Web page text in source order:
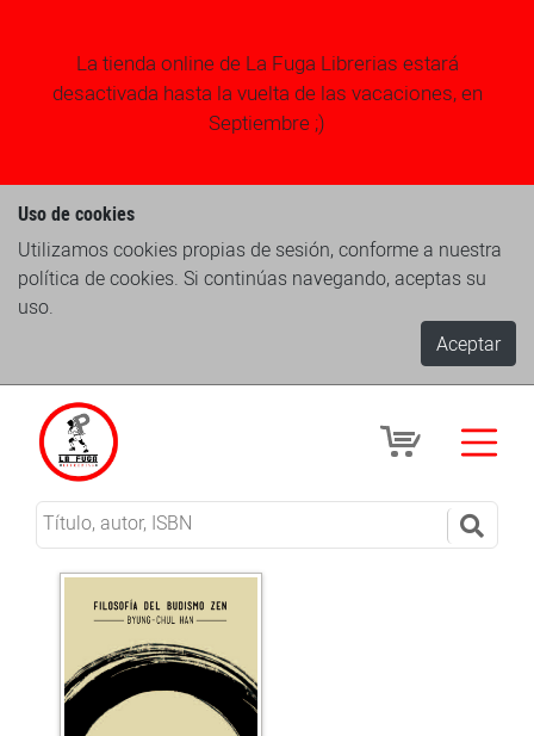
La tienda online de La Fuga Librerias estará
desactivada hasta la vuelta de las vacaciones, en
Septiembre ;)
Uso de cookies
Utilizamos cookies propias de sesión, conforme a nuestra
política de cookies. Si continúas navegando, aceptas su
uso.
Aceptar